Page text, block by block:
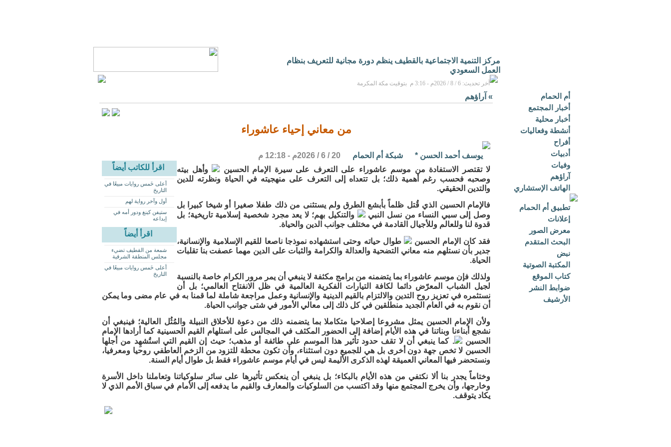
مركز التنمية الاجتماعية بالقطيف ينظم دورة مجانية للتعريف بنظام
العمل السعودي
آخر تحديث: 6 / 8 / 2026م - 3:16 م بتوقيت مكة المكرمة
أم الحمام
أخبار المجتمع
أخبار محلية
أنشطة وفعاليات
أفراح
أدبيات
وفيات
آراؤهم
الهاتف الإستشاري
تطبيق أم الحمام
إعلانات
معرض الصور
البحث المتقدم
نبض
المكتبة الصوتية
كتاب الموقع
ضوابط النشر
الأرشيف
» آراؤهم
من معاني إحياء عاشوراء
يوسف أحمد الحسن * شبكة أم الحمام
20 / 6 / 2026م - 12:18 م
اقرأ للكاتب أيضاً
أعلى خَمس روايات مبيعًا في
التاريخ
أول وآخر رواية لهم
ستيفن كينغ ودور أمه في
إبداعه
اقرأ أيضاً
شمعة من القطيف تضيء
مجلس المنطقة الشرقية
أعلى خَمس روايات مبيعًا في
التاريخ
لا تقتصر الاستفادة من موسم عاشوراء على التعرف على سيرة الإمام الحسين
وأهل بيته
وصحبه فحسب رغم أهمية ذلك؛ بل تتعداه إلى التعرف على منهجيته في الحياة ونظرته للدين
والتدين الحقيقي.
فالإمام الحسين الذي قُتل ظلماً بأبشع الطرق ولم يستثنى من ذلك طفلا صغيرا أو شيخا كبيرا بل
وصل إلى سبي النساء من نسل النبي
والتنكيل بهم؛ لا يعد مجرد شخصية إسلامية تاريخية؛ بل
قدوة لنا وللعالم وللأجيال القادمة في مختلف جوانب الدين والحياة.
فقد كان الإمام الحسين
طوال حياته وحتى استشهاده نموذجا ناصعا للقيم الإسلامية والإنسانية،
جدير بأن نستلهم منه معاني التضحية والعدالة والكرامة والثبات على الدين مهما عصفت بنا تقلبات
الحياة.
ولذلك فإن موسم عاشوراء بما يتضمنه من برامج مكثفة لا ينبغي أن يمر مرور الكرام خاصة بالنسبة
لجيل الشباب المعرّض دائما لكافة التيارات الفكرية العالمية في ظل الانفتاح العالمي؛ بل أن
نستثمره في تعزيز روح التدين والالتزام بالقيم الدينية والإنسانية وعمل مراجعة شاملة لما قمنا به في عام مضى وما يمكن
أن نقوم به في العام الجديد منطلقين في كل ذلك إلى معالي الأمور في شتى جوانب الحياة.
ولأن الإمام الحسين يمثل مشروعا إصلاحيا متكاملا بما يتضمنه ذلك من دعوة للأخلاق النبيلة والمُثُل العالية؛ فينبغي أن
نشجع أبناءنا وبناتنا في هذه الأيام إضافة إلى الحضور المكثف في المجالس على استلهام القيم الحسينية كما أرادها الإمام
الحسين
. كما ينبغي أن لا تقف حدود تأثير هذا الموسم على طائفة أو مذهب؛ حيث إن القيم التي استُشهِد من أجلها
الحسين لا تخص جهة دون أخرى بل هي للجميع دون استثناء، وأن تكون محطة للتزود من الزخم العاطفي روحيا ومعرفيا،
ونستحضر فيها المعاني العميقة لهذه الذكرى الأليمة ليس في أيام موسم عاشوراء فقط بل طوال أيام السنة.
وختاماً يجدر بنا ألا نكتفي من هذه الأيام بالبكاء؛ بل ينبغي أن ينعكس تأثيرها على سائر سلوكياتنا وتعاملنا داخل الأسرة
وخارجها، وأن يخرج المجتمع منها وقد اكتسب من السلوكيات والمعارف والقيم ما يدفعه إلى الأمام في سباق الأمم الذي لا
يكاد يتوقف.